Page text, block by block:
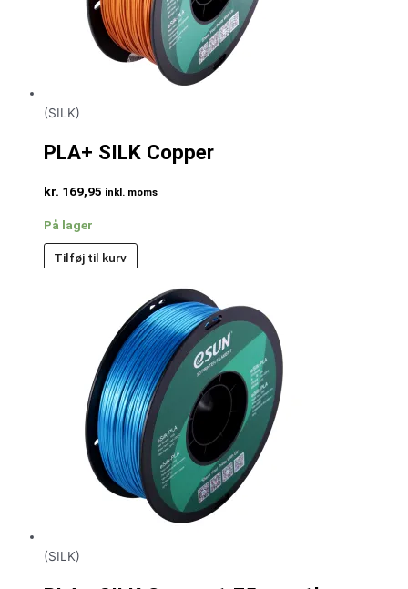
(SILK)
PLA+ SILK Copper
kr. 169,95 inkl. moms
På lager
Tilføj til kurv
(SILK)